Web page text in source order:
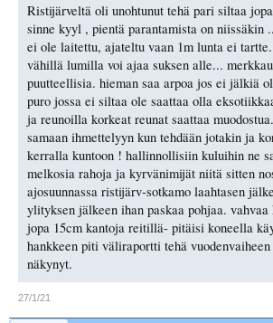
Ristijärveltä oli unohtunut tehä pari siltaa
sinne kyyl , pientä parantamista on niissäkin
ei ole laitettu, ajateltu vaan 1m lunta ei
vähillä lumilla voi ajaa suksen alle...
puutteellisia. hieman saa arpoa jos ei jälkiä
puro jossa ei siltaa ole saattaa olla
ja reunoilla korkeat reunat saattaa
samaan ihmettelyyn kun tehdään jotakin ja
kerralla kuntoon ! hallinnollisiin kuluihin ne
melkosia rahoja ja kyrvänimijät niitä sitten
ajosuunnassa ristijärv-sotkamo laahtasen
ylityksen jälkeen ihan paskaa pohjaa. vahvaa
jopa 15cm kantoja reitillä- pitäisi koneella
hankkeen piti väliraportti tehä
näkynyt.
27/1/21